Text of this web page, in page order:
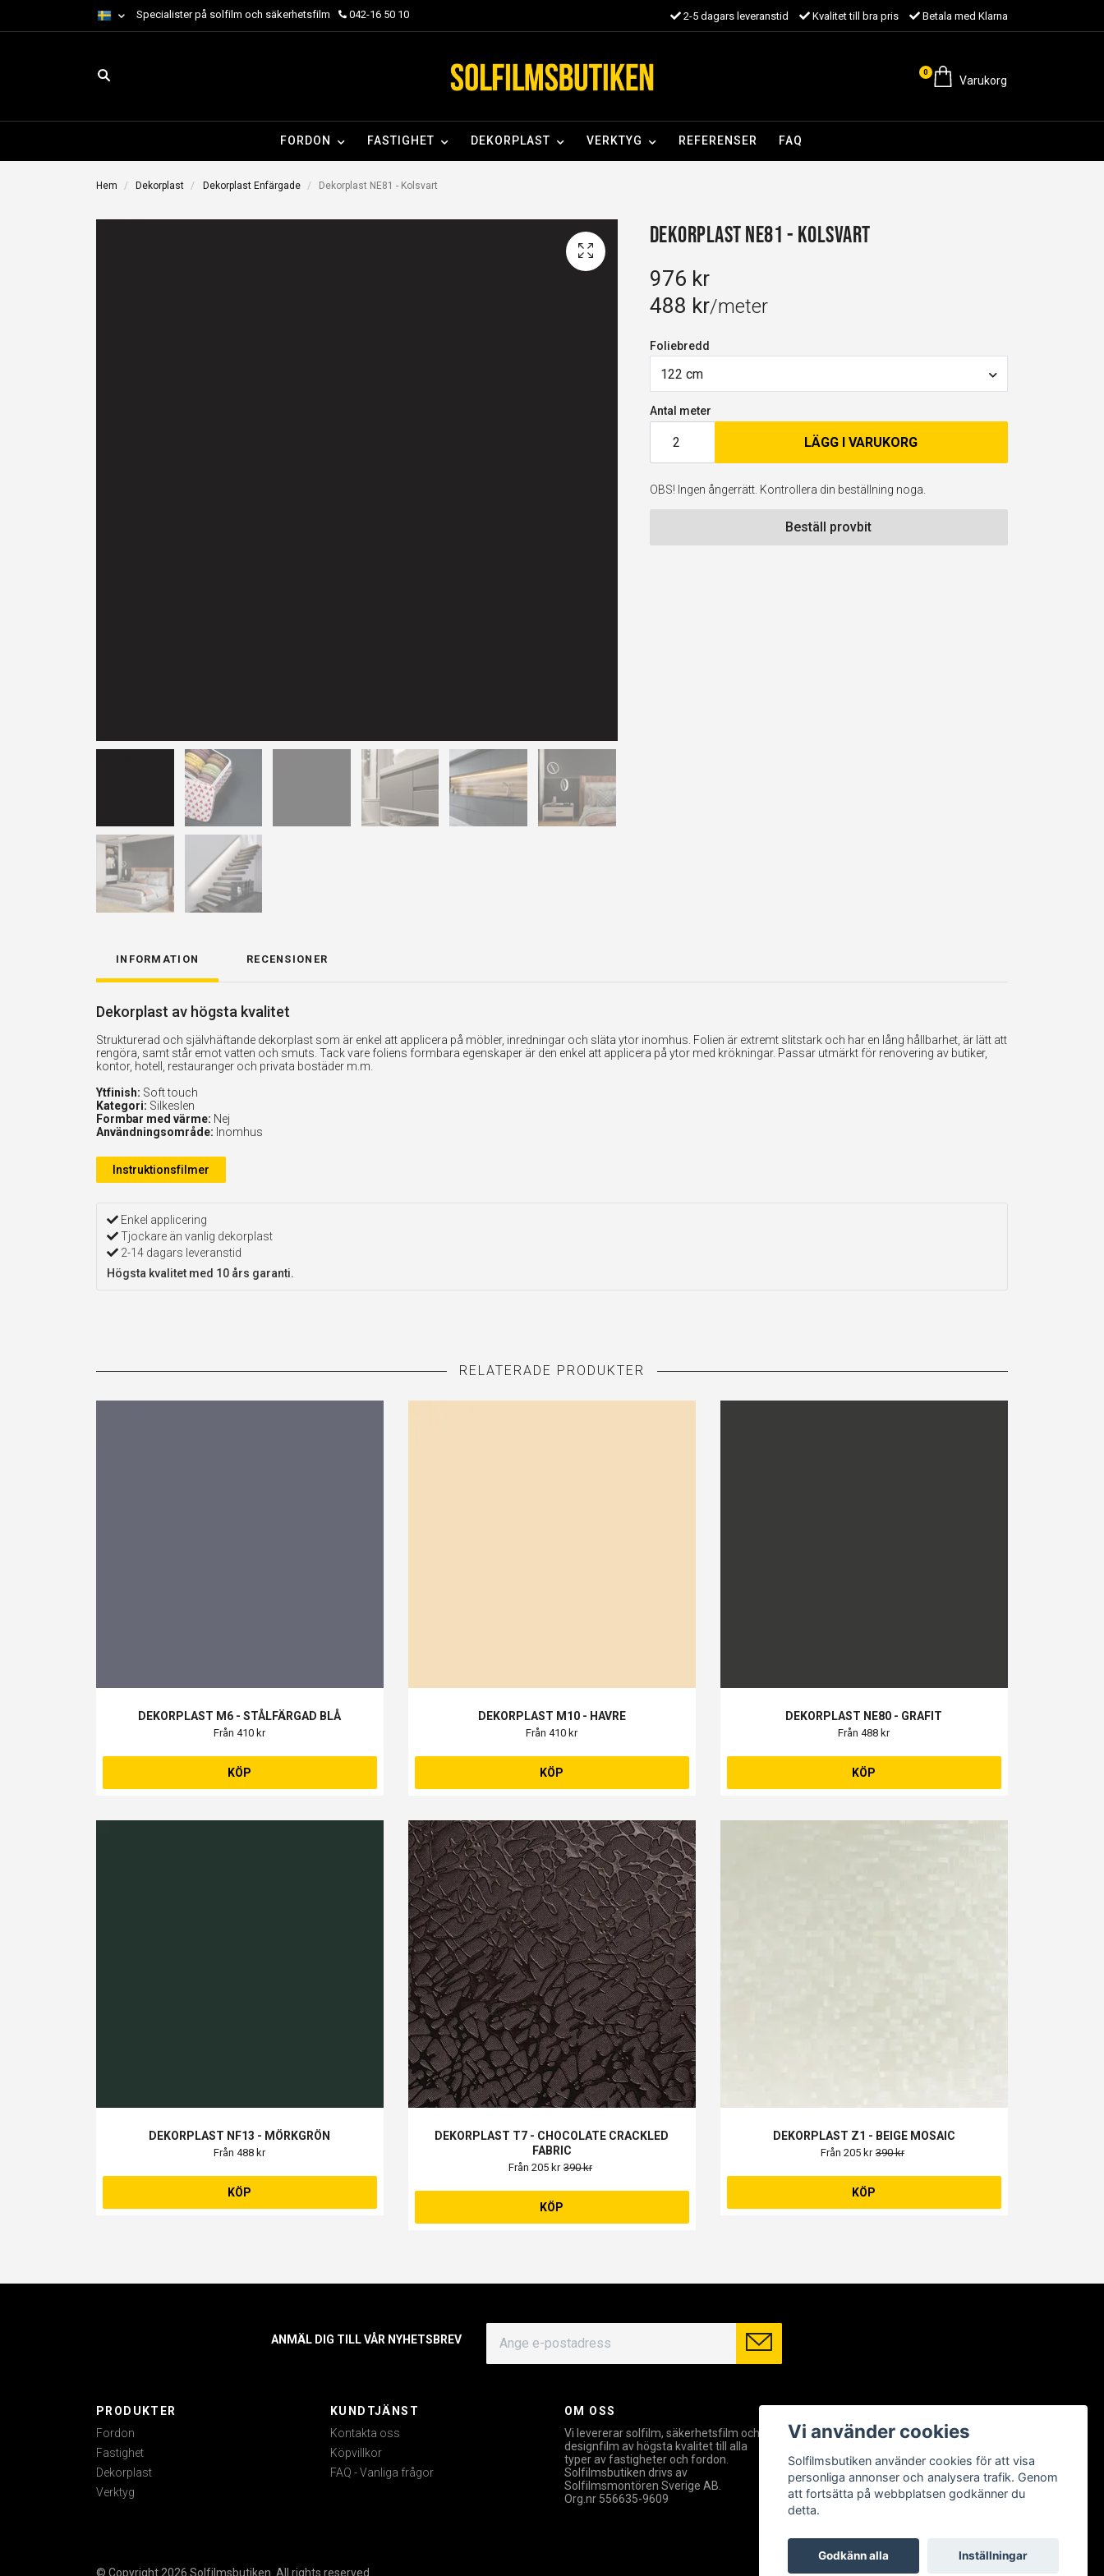
Specialister på solfilm och säkerhetsfilm 042-16 50 10 2-5 dagars leveranstid Kvalitet till bra pris Betala med Klarna
0
Varukorg
FORDON FASTIGHET DEKORPLAST VERKTYG REFERENSER FAQ
Hem Dekorplast Dekorplast Enfärgade Dekorplast NE81 - Kolsvart
Dekorplast NE81 - Kolsvart
976 kr
488 kr/meter
Foliebredd
122 cm
Antal meter
LÄGG I VARUKORG
OBS! Ingen ångerrätt. Kontrollera din beställning noga.
Beställ provbit
INFORMATION RECENSIONER
Dekorplast av högsta kvalitet
Strukturerad och självhäftande dekorplast som är enkel att applicera på möbler, inredningar och släta ytor inomhus. Folien är extremt slitstark och har en lång hållbarhet, är lätt att
rengöra, samt står emot vatten och smuts. Tack vare foliens formbara egenskaper är den enkel att applicera på ytor med krökningar. Passar utmärkt för renovering av butiker,
kontor, hotell, restauranger och privata bostäder m.m.
Ytfinish: Soft touch
Kategori: Silkeslen
Formbar med värme: Nej
Användningsområde: Inomhus
Instruktionsfilmer
Enkel applicering
Tjockare än vanlig dekorplast
2-14 dagars leveranstid
Högsta kvalitet med 10 års garanti.
DEKORPLAST M6 - STÅLFÄRGAD BLÅ
Från 410 kr
KÖP
DEKORPLAST M10 - HAVRE
Från 410 kr
KÖP
DEKORPLAST NE80 - GRAFIT
Från 488 kr
KÖP
DEKORPLAST NF13 - MÖRKGRÖN
Från 488 kr
KÖP
DEKORPLAST T7 - CHOCOLATE CRACKLED
FABRIC
Från 205 kr 390 kr
KÖP
DEKORPLAST Z1 - BEIGE MOSAIC
Från 205 kr 390 kr
KÖP
ANMÄL DIG TILL VÅR NYHETSBREV
PRODUKTER
Fordon
Fastighet
Dekorplast
Verktyg
KUNDTJÄNST
Kontakta oss
Köpvillkor
FAQ - Vanliga frågor
OM OSS
Vi levererar solfilm, säkerhetsfilm och
designfilm av högsta kvalitet till alla
typer av fastigheter och fordon.
Solfilmsbutiken drivs av
Solfilmsmontören Sverige AB.
Org.nr 556635-9609
Facebook
YouTube
© Copyright 2026 Solfilmsbutiken. All rights reserved.
Vi använder cookies
Solfilmsbutiken använder cookies för att visa
personliga annonser och analysera trafik. Genom
att fortsätta på webbplatsen godkänner du
detta.
Godkänn alla Inställningar